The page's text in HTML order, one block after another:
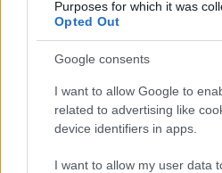
Purposes for which it was
Opted Out
Google consents
I want to allow Google to
related to advertising like
device identifiers in apps.
I want to allow my user data
Continua a leggere
NERD NEWS